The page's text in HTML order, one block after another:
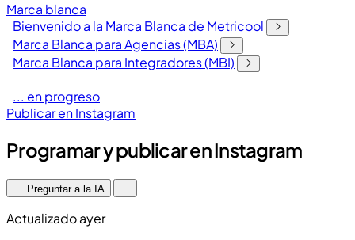
Marca blanca
Bienvenido a la Marca Blanca de Metricool
Marca Blanca para Agencias (MBA)
Marca Blanca para Integradores (MBI)
... en progreso
Publicar en Instagram
Programar y publicar en Instagram
Preguntar a la IA
Actualizado ayer